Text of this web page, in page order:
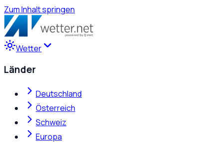
Zum Inhalt springen
Wetter
Länder
Deutschland
Österreich
Schweiz
Europa